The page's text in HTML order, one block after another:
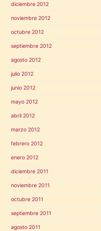
diciembre 2012
noviembre 2012
octubre 2012
septiembre 2012
agosto 2012
julio 2012
junio 2012
mayo 2012
abril 2012
marzo 2012
febrero 2012
enero 2012
diciembre 2011
noviembre 2011
octubre 2011
septiembre 2011
agosto 2011